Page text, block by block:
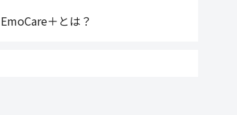
EmoCare＋とは？